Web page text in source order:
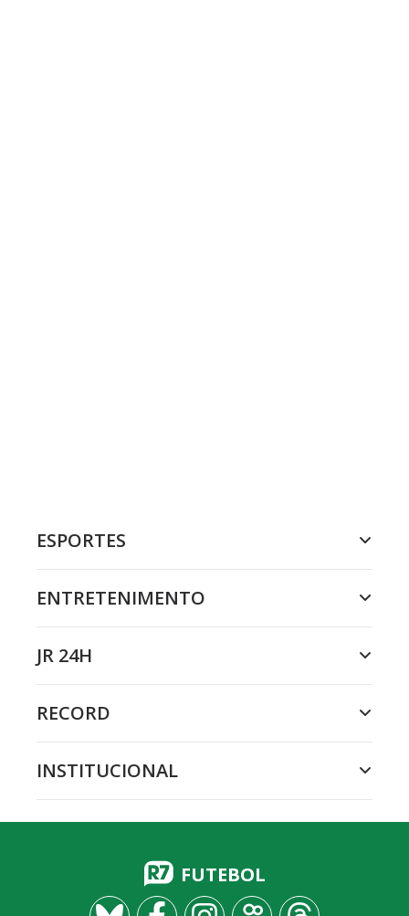
ESPORTES
ENTRETENIMENTO
JR 24H
RECORD
INSTITUCIONAL
FUTEBOL